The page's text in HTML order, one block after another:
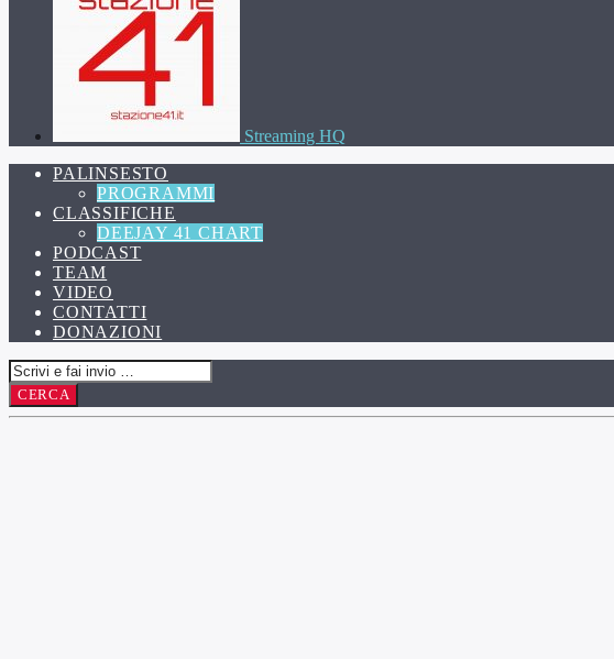
Streaming HQ
PALINSESTO
PROGRAMMI
CLASSIFICHE
DEEJAY 41 CHART
PODCAST
TEAM
VIDEO
CONTATTI
DONAZIONI